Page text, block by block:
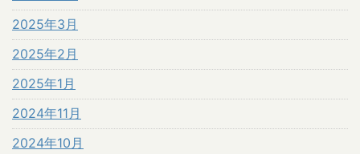
2025年3月
2025年2月
2025年1月
2024年11月
2024年10月